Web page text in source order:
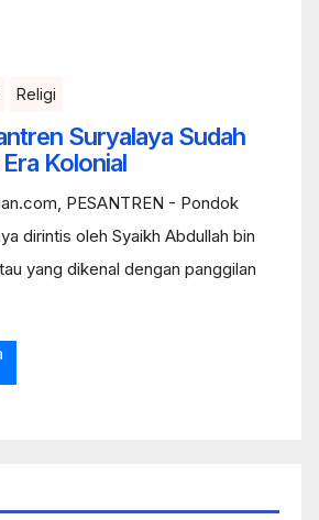
Religi
Suryalaya Sudah
Kolonial
PESANTREN - Pondok
dirintis oleh Syaikh Abdullah bin
yang dikenal dengan panggilan